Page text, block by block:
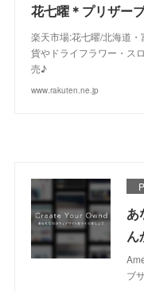
楽天市場:花七曜/北海道
貨やドライフラワー・ス
売♪
www.rakuten.ne.jp
あ
ん
ブ